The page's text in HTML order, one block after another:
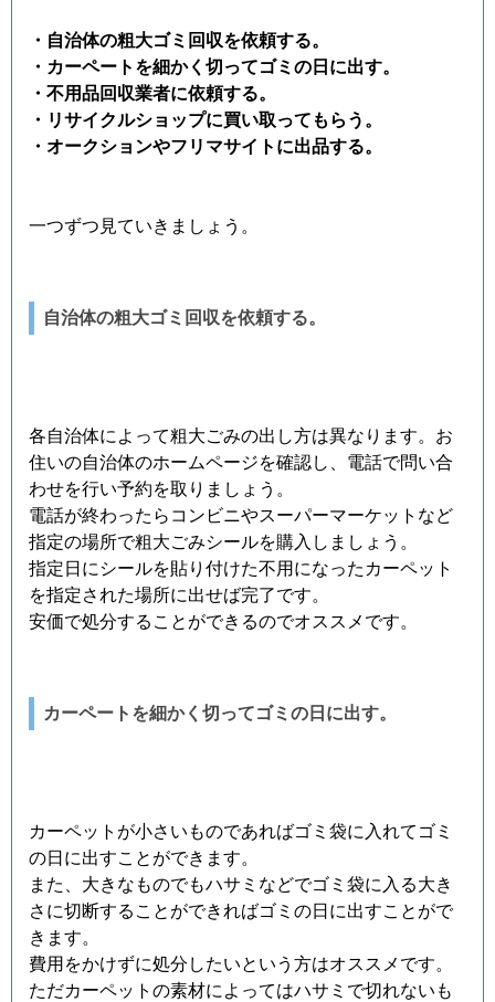
・自治体の粗大ゴミ回収を依頼する。
・カーペートを細かく切ってゴミの日に出す。
・不用品回収業者に依頼する。
・リサイクルショップに買い取ってもらう。
・オークションやフリマサイトに出品する。
一つずつ見ていきましょう。
自治体の粗大ゴミ回収を依頼する。
各自治体によって粗大ごみの出し方は異なります。お
住いの自治体のホームページを確認し、電話で問い合
わせを行い予約を取りましょう。
電話が終わったらコンビニやスーパーマーケットなど
指定の場所で粗大ごみシールを購入しましょう。
指定日にシールを貼り付けた不用になったカーペット
を指定された場所に出せば完了です。
安価で処分することができるのでオススメです。
カーペートを細かく切ってゴミの日に出す。
カーペットが小さいものであればゴミ袋に入れてゴミ
の日に出すことができます。
また、大きなものでもハサミなどでゴミ袋に入る大き
さに切断することができればゴミの日に出すことがで
きます。
費用をかけずに処分したいという方はオススメです。
ただカーペットの素材によってはハサミで切れないも